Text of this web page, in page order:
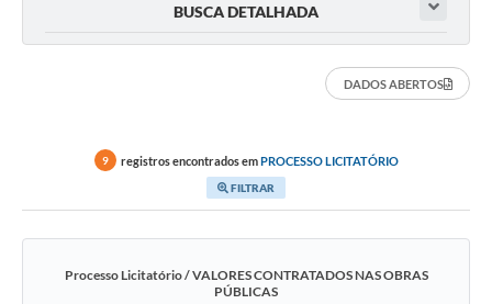
BUSCA DETALHADA
DADOS ABERTOS
9 registros encontrados emPROCESSO LICITATÓRIO
FILTRAR
Processo Licitatório / VALORES CONTRATADOS NAS OBRAS
PÚBLICAS